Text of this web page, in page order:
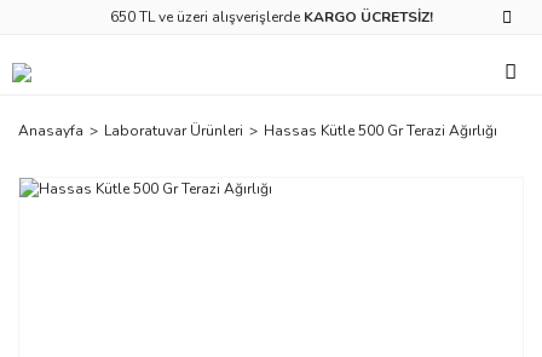
650 TL ve üzeri alışverişlerde KARGO ÜCRETSİZ!
Anasayfa Laboratuvar Ürünleri Hassas Kütle 500 Gr Terazi Ağırlığı